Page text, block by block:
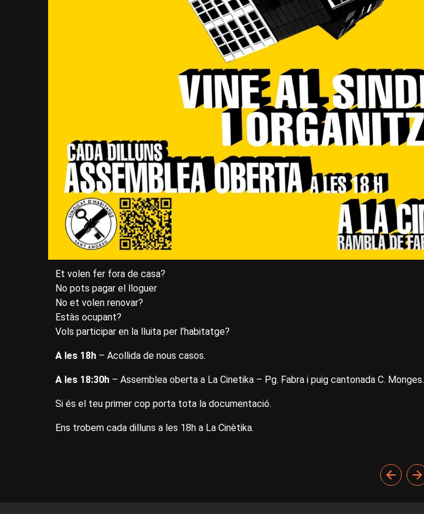
Et volen fer fora de casa?
No pots pagar el lloguer
No et volen renovar?
Estàs ocupant?
Vols participar en la lluita per l’habitatge?
A les 18h – Acollida de nous casos.
A les 18:30h – Assemblea oberta a La Cinetika – Pg. Fabra i puig cantonada C. Monges.
Si és el teu primer cop porta tota la documentació.
Ens trobem cada dilluns a les 18h a La Cinètika.